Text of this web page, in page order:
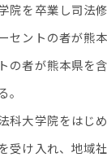
院を卒業し司法
セントの者が熊
の者が熊本県を
科大学院をはじ
受け入れ、地域